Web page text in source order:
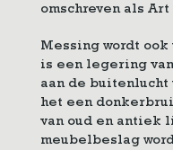
omschreven als Art
Messing wordt
is een legering
aan de
het een
van oud en antiek
meubelbeslag